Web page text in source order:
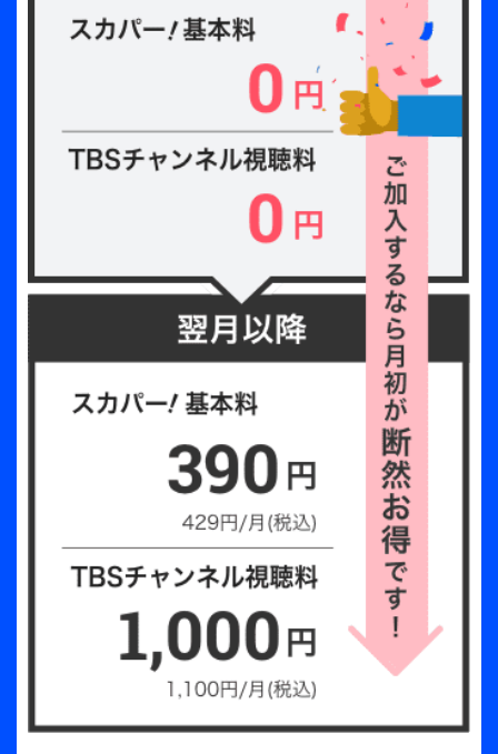
もう一つのハイライトであるソロステージでは、各
メンバーの個性と想いが存分に反映され、グループ
でのパフォーマンスとは異なる深い没入感を与えて
くれる。TAEHYUNは誠実な歌声で聴く者に希望を
届け、SOOBINは東京ドームにちなんで、野球少年
のようにバットをスイングしながら爽快なパフォー
マンスを披露。HUENINGKAIは情熱的なダンスで大
歓声を浴び、YEONJUNは圧倒的な表現力とカリス
マ性溢れるダンスでステージを掌握する。そして
BEOMGYUは、真心のこもった自作曲を優しく歌い
上げ、観客の視線を釘付けにした。終盤のMCで
は、メンバーが東京ドームへの熱い想いを語る。
「練習生時代からの夢だった東京ドーム公演を2回
も叶えることができ、一日一日過ぎるのが惜しいほ
ど大切に思います。どこにいてもみなさんの愛を感
じています」と感謝を伝え、前回の公演では足の負
傷で椅子に座っての参加となっていたBEOMGYUは
「東京ドーム・リベンジ成功！」と右手を掲げて喜
びを爆発させる。観る者全てに多幸感をもたらす感
動の瞬間であった。
デビュー7周年を迎え、さらなる進化を遂げた
TOMORROW X TOGETHERと、彼らを支え続ける
MOAが共に創り上げた最高の舞台。感動で胸が締め
付けられるその景色を、彼らが目にしたあの景色
を、テレビの前の特等席でぜひ、お楽しみいただき